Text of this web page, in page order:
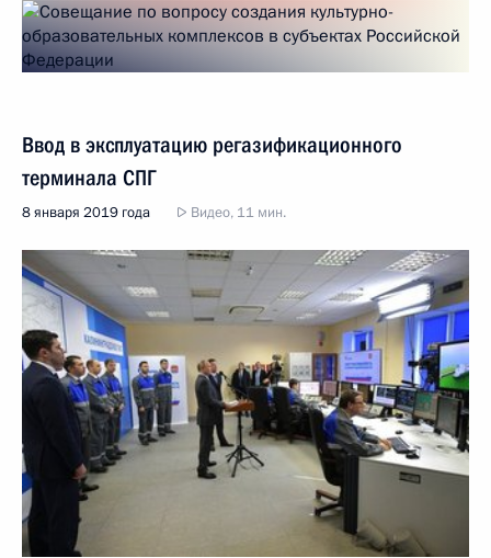
Ввод в эксплуатацию регазификационного
терминала СПГ
8 января 2019 года Видео, 11 мин.